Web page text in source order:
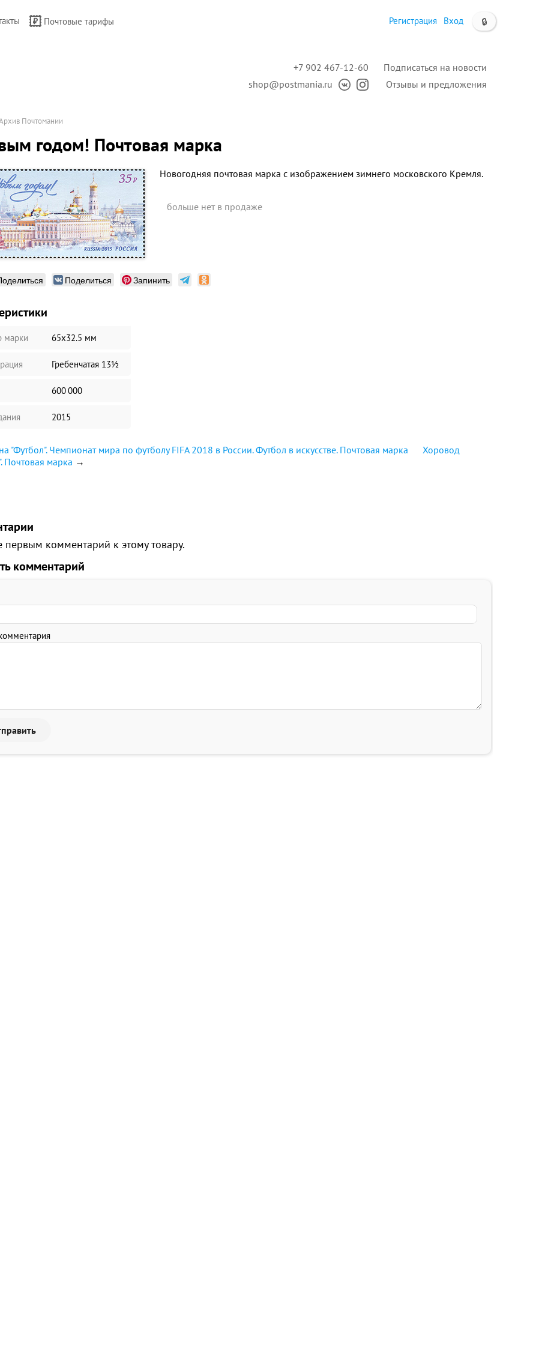
Почтовые тарифы 🔒
Регистрация Вход
Подписаться на новости
Отзывы и предложения
+7 902 467-12-60
shop@postmania.ru
Почтомании
годом! Почтовая марка
Новогодняя почтовая марка с изображением зимнего московского Кремля.
больше нет в продаже
Поделиться Запинить
марки 65х32.5 мм
Гребенчатая 13½
600 000
2015
"Футбол". Чемпионат мира по футболу FIFA 2018 в России. Футбол в искусстве. Почтовая марка
Хоровод
Почтовая марка →
первым комментарий к этому товару.
комментарий